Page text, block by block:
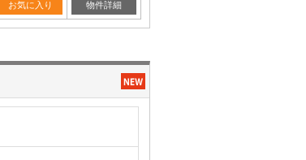
お気に入り 物件詳細